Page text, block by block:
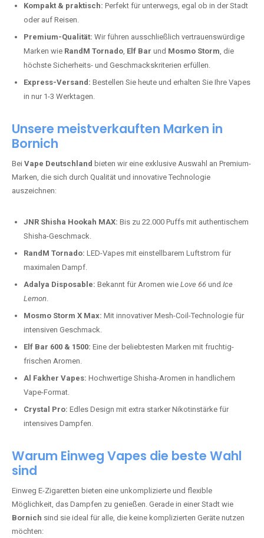
Kompakt & praktisch: Perfekt für unterwegs, egal ob in der Stadt
oder auf Reisen.
Premium-Qualität: Wir führen ausschließlich vertrauenswürdige
Marken wie RandM Tornado, Elf Bar und Mosmo Storm, die
höchste Sicherheits- und Geschmackskriterien erfüllen.
Express-Versand: Bestellen Sie heute und erhalten Sie Ihre Vapes
in nur 1-3 Werktagen.
Unsere meistverkauften Marken in
Bornich
Bei Vape Deutschland bieten wir eine exklusive Auswahl an Premium-
Marken, die sich durch Qualität und innovative Technologie
auszeichnen:
JNR Shisha Hookah MAX: Bis zu 22.000 Puffs mit authentischem
Shisha-Geschmack.
RandM Tornado: LED-Vapes mit einstellbarem Luftstrom für
maximalen Dampf.
Adalya Disposable: Bekannt für Aromen wie Love 66 und Ice
Lemon.
Mosmo Storm X Max: Mit innovativer Mesh-Coil-Technologie für
intensiven Geschmack.
Elf Bar 600 & 1500: Eine der beliebtesten Marken mit fruchtig-
frischen Aromen.
Al Fakher Vapes: Hochwertige Shisha-Aromen in handlichem
Vape-Format.
Crystal Pro: Edles Design mit extra starker Nikotinstärke für
intensives Dampfen.
Warum Einweg Vapes die beste Wahl
sind
Einweg E-Zigaretten bieten eine unkomplizierte und flexible
Möglichkeit, das Dampfen zu genießen. Gerade in einer Stadt wie
Bornich sind sie ideal für alle, die keine komplizierten Geräte nutzen
möchten: